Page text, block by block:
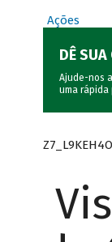
Ações
DÊ
Ajude-nos
uma rápida